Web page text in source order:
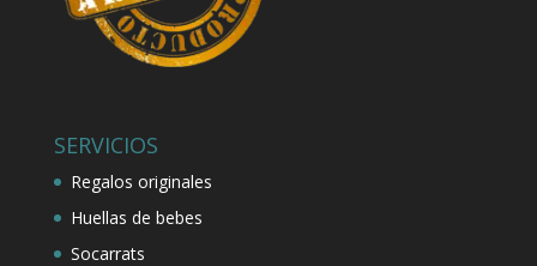
SERVICIOS
Regalos originales
Huellas de bebes
Socarrats